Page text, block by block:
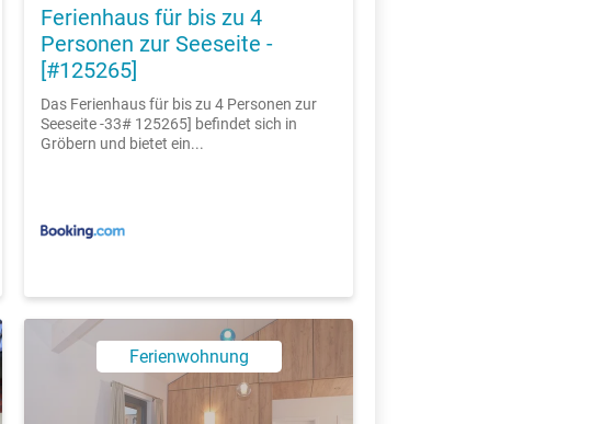
Ferienhaus für bis zu 4
Personen zur Seeseite -
[#125265]
Das Ferienhaus für bis zu 4 Personen zur
Seeseite -33# 125265] befindet sich in
Gröbern und bietet ein...
Ferienwohnung